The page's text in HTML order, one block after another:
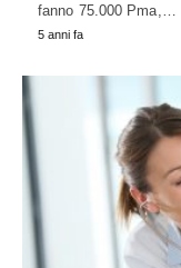
fanno 75.000 Pma,…
5 anni fa